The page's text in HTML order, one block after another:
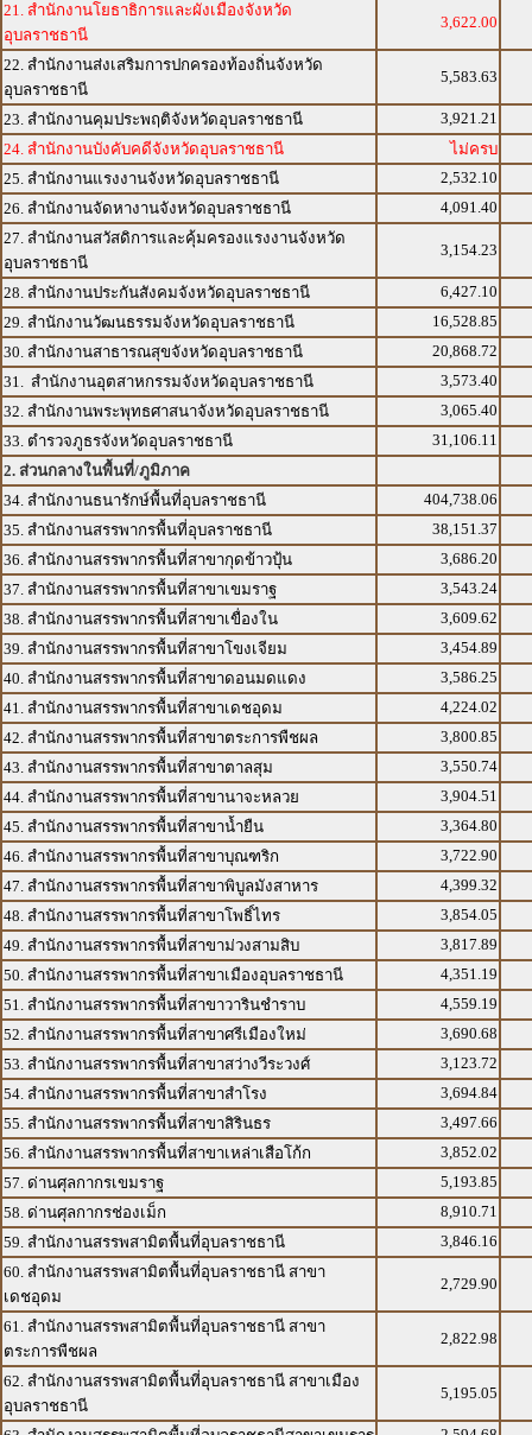
21. สำนักงานโยธาธิการและผังเมืองจังหวัด
อุบลราชธานี
3,622.00
22. สำนักงานส่งเสริมการปกครองท้องถิ่นจังหวัด
อุบลราชธานี
5,583.63
23. สำนักงานคุมประพฤติจังหวัดอุบลราชธานี
3,921.21
24. สำนักงานบังคับคดีจังหวัดอุบลราชธานี
ไม่ครบ
25. สำนักงานแรงงานจังหวัดอุบลราชธานี
2,532.10
26. สำนักงานจัดหางานจังหวัดอุบลราชธานี
4,091.40
27. สำนักงานสวัสดิการและคุ้มครองแรงงานจังหวัด
อุบลราชธานี
3,154.23
28. สำนักงานประกันสังคมจังหวัดอุบลราชธานี
6,427.10
29. สำนักงานวัฒนธรรมจังหวัดอุบลราชธานี
16,528.85
30. สำนักงานสาธารณสุขจังหวัดอุบลราชธานี
20,868.72
31. สำนักงานอุตสาหกรรมจังหวัดอุบลราชธานี
3,573.40
32. สำนักงานพระพุทธศาสนาจังหวัดอุบลราชธานี
3,065.40
33. ตำรวจภูธรจังหวัดอุบลราชธานี
31,106.11
2. ส่วนกลางในพื้นที่/ภูมิภาค
34. สำนักงานธนารักษ์พื้นที่อุบลราชธานี
404,738.06
35. สำนักงานสรรพากรพื้นที่อุบลราชธานี
38,151.37
36. สำนักงานสรรพากรพื้นที่สาขากุดข้าวปุ้น
3,686.20
37. สำนักงานสรรพากรพื้นที่สาขาเขมราฐ
3,543.24
38. สำนักงานสรรพากรพื้นที่สาขาเขื่องใน
3,609.62
39. สำนักงานสรรพากรพื้นที่สาขาโขงเจียม
3,454.89
40. สำนักงานสรรพากรพื้นที่สาขาดอนมดแดง
3,586.25
41. สำนักงานสรรพากรพื้นที่สาขาเดชอุดม
4,224.02
42. สำนักงานสรรพากรพื้นที่สาขาตระการพืชผล
3,800.85
43. สำนักงานสรรพากรพื้นที่สาขาตาลสุม
3,550.74
44. สำนักงานสรรพากรพื้นที่สาขานาจะหลวย
3,904.51
45. สำนักงานสรรพากรพื้นที่สาขาน้ำยืน
3,364.80
46. สำนักงานสรรพากรพื้นที่สาขาบุณฑริก
3,722.90
47. สำนักงานสรรพากรพื้นที่สาขาพิบูลมังสาหาร
4,399.32
48. สำนักงานสรรพากรพื้นที่สาขาโพธิ์ไทร
3,854.05
49. สำนักงานสรรพากรพื้นที่สาขาม่วงสามสิบ
3,817.89
50. สำนักงานสรรพากรพื้นที่สาขาเมืองอุบลราชธานี
4,351.19
51. สำนักงานสรรพากรพื้นที่สาขาวารินชำราบ
4,559.19
52. สำนักงานสรรพากรพื้นที่สาขาศรีเมืองใหม่
3,690.68
53. สำนักงานสรรพากรพื้นที่สาขาสว่างวีระวงศ์
3,123.72
54. สำนักงานสรรพากรพื้นที่สาขาสำโรง
3,694.84
55. สำนักงานสรรพากรพื้นที่สาขาสิรินธร
3,497.66
56. สำนักงานสรรพากรพื้นที่สาขาเหล่าเสือโก้ก
3,852.02
57. ด่านศุลกากรเขมราฐ
5,193.85
58. ด่านศุลกากรช่องเม็ก
8,910.71
59. สำนักงานสรรพสามิตพื้นที่อุบลราชธานี
3,846.16
60. สำนักงานสรรพสามิตพื้นที่อุบลราชธานี สาขา
เดชอุดม
2,729.90
61. สำนักงานสรรพสามิตพื้นที่อุบลราชธานี สาขา
ตระการพืชผล
2,822.98
62. สำนักงานสรรพสามิตพื้นที่อุบลราชธานี สาขาเมือง
อุบลราชธานี
5,195.05